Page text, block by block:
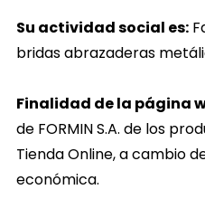
Su actividad social es:
bridas abrazaderas
Finalidad de la página
de FORMIN S.A. de los
Tienda Online, a cambio
económica.